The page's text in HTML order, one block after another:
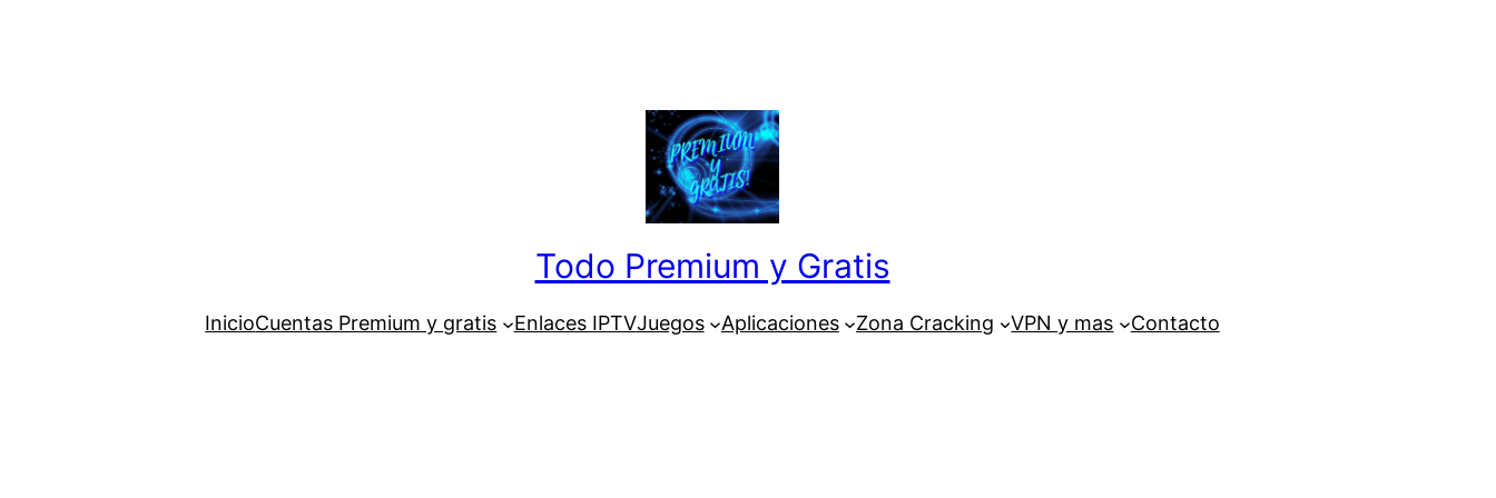
Todo Premium y Gratis
InicioCuentas Premium y gratis Enlaces IPTVJuegos Aplicaciones Zona Cracking VPN y mas Contacto